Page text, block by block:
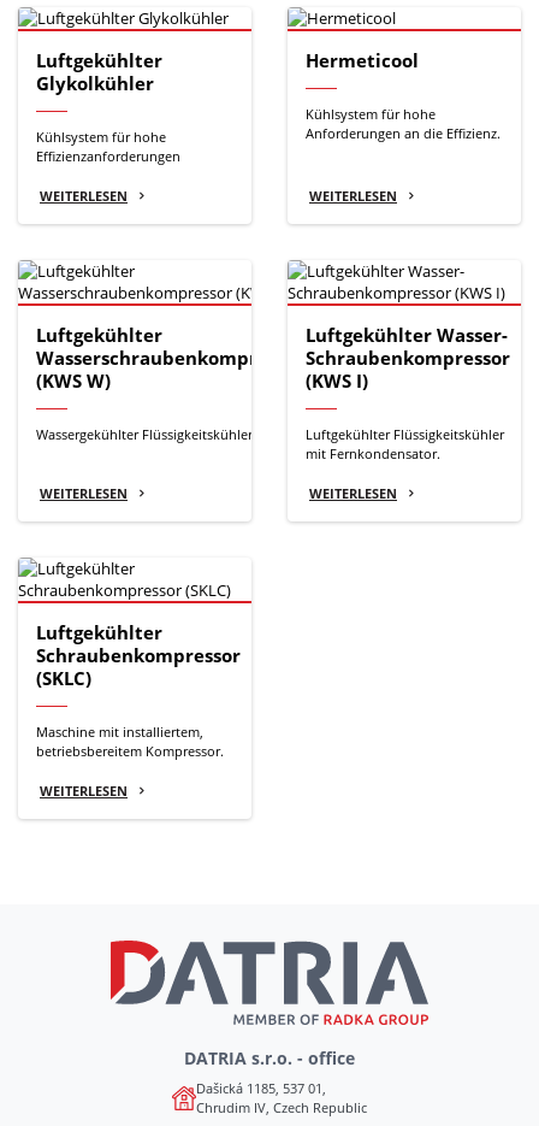
Luftgekühlter
Glykolkühler
Kühlsystem für hohe
Effizienzanforderungen
WEITERLESEN
Hermeticool
Kühlsystem für hohe
Anforderungen an die Effizienz.
WEITERLESEN
Luftgekühlter
Wasserschraubenkompressor
(KWS W)
Wassergekühlter Flüssigkeitskühler.
WEITERLESEN
Luftgekühlter Wasser-
Schraubenkompressor
(KWS I)
Luftgekühlter Flüssigkeitskühler
mit Fernkondensator.
WEITERLESEN
Luftgekühlter
Schraubenkompressor
(SKLC)
Maschine mit installiertem,
betriebsbereitem Kompressor.
WEITERLESEN
DATRIA s.r.o. - office
Dašická 1185, 537 01,
Chrudim IV, Czech Republic